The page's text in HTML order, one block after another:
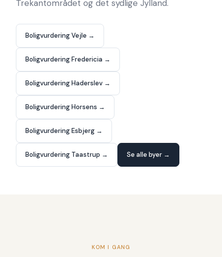
Trekantområdet og det sydlige Jylland.
Boligvurdering Vejle →
Boligvurdering Fredericia →
Boligvurdering Haderslev →
Boligvurdering Horsens →
Boligvurdering Esbjerg →
Boligvurdering Taastrup → Se alle byer →
KOM I GANG